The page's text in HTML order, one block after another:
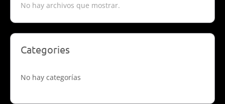
No hay archivos que mostrar.
Categories
No hay categorías